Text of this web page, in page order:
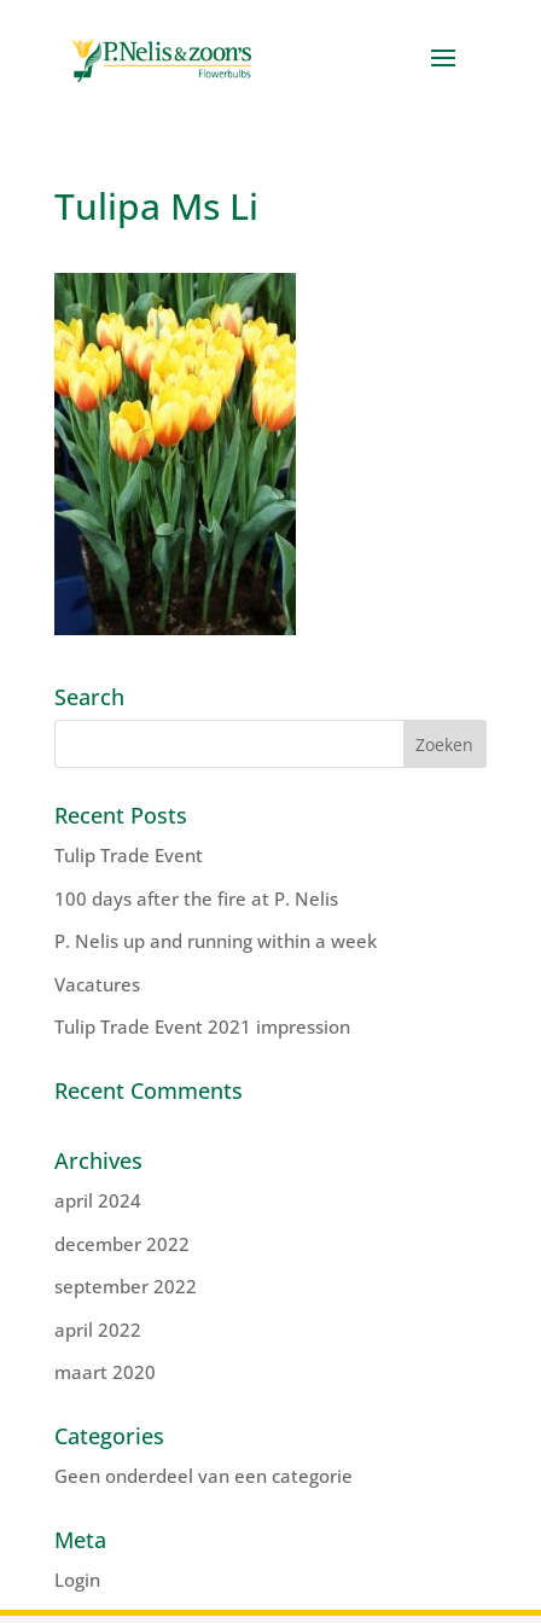
Tulipa Ms Li
Search
Recent Posts
Tulip Trade Event
100 days after the fire at P. Nelis
P. Nelis up and running within a week
Vacatures
Tulip Trade Event 2021 impression
Recent Comments
Archives
april 2024
december 2022
september 2022
april 2022
maart 2020
Categories
Geen onderdeel van een categorie
Meta
Login